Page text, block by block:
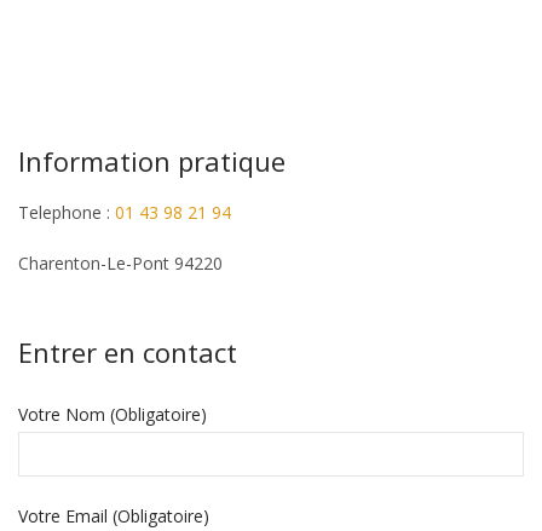
Information pratique
Telephone : 01 43 98 21 94
Charenton-Le-Pont 94220
Entrer en contact
Votre Nom (Obligatoire)
Votre Email (Obligatoire)